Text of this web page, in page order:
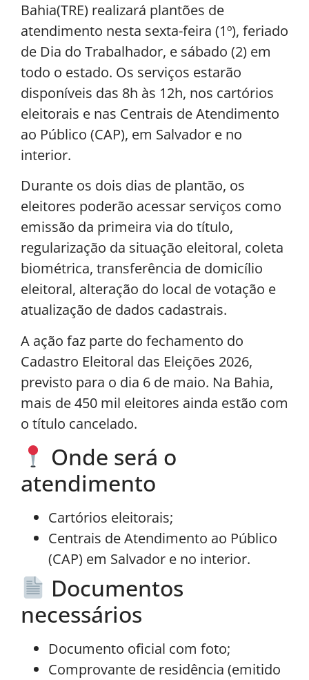
Bahia(TRE) realizará plantões de
atendimento nesta sexta-feira (1º), feriado
de Dia do Trabalhador, e sábado (2) em
todo o estado. Os serviços estarão
disponíveis das 8h às 12h, nos cartórios
eleitorais e nas Centrais de Atendimento
ao Público (CAP), em Salvador e no
interior.
Durante os dois dias de plantão, os
eleitores poderão acessar serviços como
emissão da primeira via do título,
regularização da situação eleitoral, coleta
biométrica, transferência de domicílio
eleitoral, alteração do local de votação e
atualização de dados cadastrais.
A ação faz parte do fechamento do
Cadastro Eleitoral das Eleições 2026,
previsto para o dia 6 de maio. Na Bahia,
mais de 450 mil eleitores ainda estão com
o título cancelado.
Onde será o
atendimento
Cartórios eleitorais;
Centrais de Atendimento ao Público
(CAP) em Salvador e no interior.
Documentos
necessários
Documento oficial com foto;
Comprovante de residência (emitido